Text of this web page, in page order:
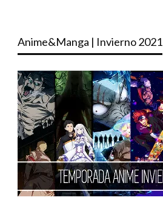
Anime&Manga | Invierno 2021